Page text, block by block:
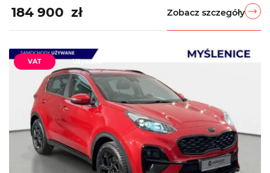
184 900 zł Zobacz szczegóły
VAT Używane